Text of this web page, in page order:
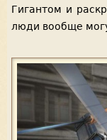
Гигантом и
люди вообще